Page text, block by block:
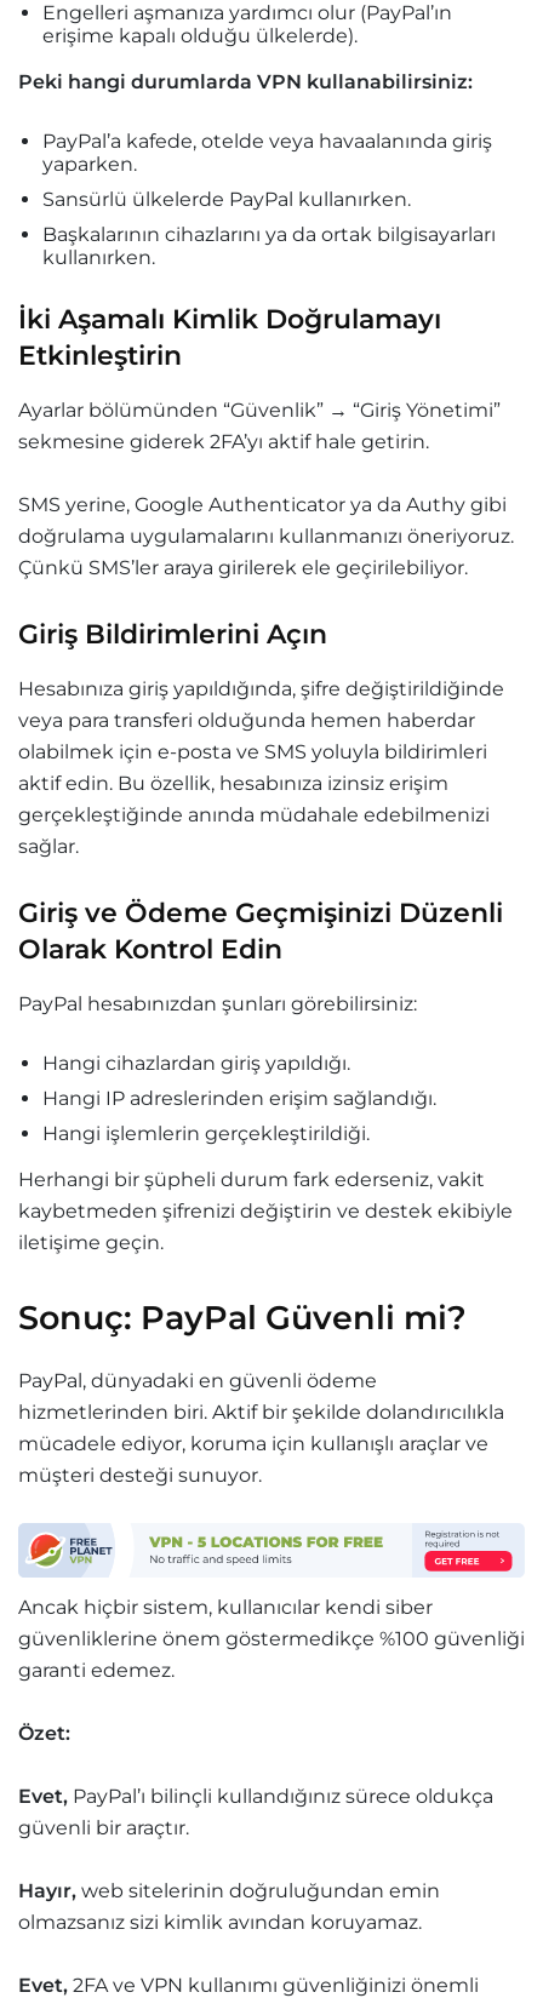
Engelleri aşmanıza yardımcı olur (PayPal’ın
erişime kapalı olduğu ülkelerde).
Peki hangi durumlarda VPN kullanabilirsiniz:
PayPal’a kafede, otelde veya havaalanında giriş
yaparken.
Sansürlü ülkelerde PayPal kullanırken.
Başkalarının cihazlarını ya da ortak bilgisayarları
kullanırken.
İki Aşamalı Kimlik Doğrulamayı
Etkinleştirin
Ayarlar bölümünden “Güvenlik” → “Giriş Yönetimi”
sekmesine giderek 2FA’yı aktif hale getirin.
SMS yerine, Google Authenticator ya da Authy gibi
doğrulama uygulamalarını kullanmanızı öneriyoruz.
Çünkü SMS’ler araya girilerek ele geçirilebiliyor.
Giriş Bildirimlerini Açın
Hesabınıza giriş yapıldığında, şifre değiştirildiğinde
veya para transferi olduğunda hemen haberdar
olabilmek için e-posta ve SMS yoluyla bildirimleri
aktif edin. Bu özellik, hesabınıza izinsiz erişim
gerçekleştiğinde anında müdahale edebilmenizi
sağlar.
Giriş ve Ödeme Geçmişinizi Düzenli
Olarak Kontrol Edin
PayPal hesabınızdan şunları görebilirsiniz:
Hangi cihazlardan giriş yapıldığı.
Hangi IP adreslerinden erişim sağlandığı.
Hangi işlemlerin gerçekleştirildiği.
Herhangi bir şüpheli durum fark ederseniz, vakit
kaybetmeden şifrenizi değiştirin ve destek ekibiyle
iletişime geçin.
Sonuç: PayPal Güvenli mi?
PayPal, dünyadaki en güvenli ödeme
hizmetlerinden biri. Aktif bir şekilde dolandırıcılıkla
mücadele ediyor, koruma için kullanışlı araçlar ve
müşteri desteği sunuyor.
Ancak hiçbir sistem, kullanıcılar kendi siber
güvenliklerine önem göstermedikçe %100 güvenliği
garanti edemez.
Özet:
Evet, PayPal’ı bilinçli kullandığınız sürece oldukça
güvenli bir araçtır.
Hayır, web sitelerinin doğruluğundan emin
olmazsanız sizi kimlik avından koruyamaz.
Evet, 2FA ve VPN kullanımı güvenliğinizi önemli